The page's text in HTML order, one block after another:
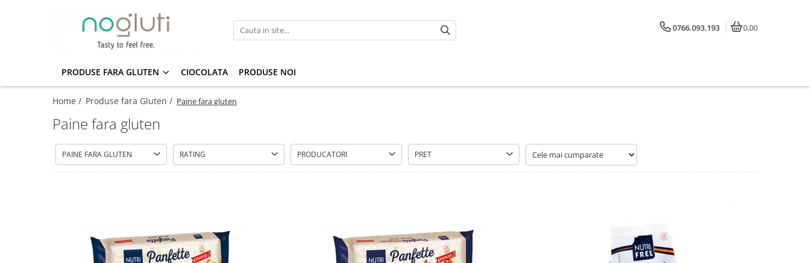
Cereale fara gluten
Faina fara gluten
Paine fara gluten
0766.093.193 0,00
PRODUSE FARA GLUTEN CIOCOLATA PRODUSE NOI
Home / Produse fara Gluten / Paine fara gluten
Paine fara gluten
PAINE FARA GLUTEN RATING PRODUCATORI PRET